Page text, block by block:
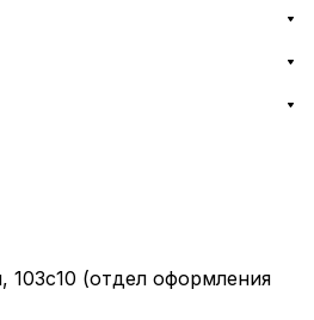
(отдел оформления